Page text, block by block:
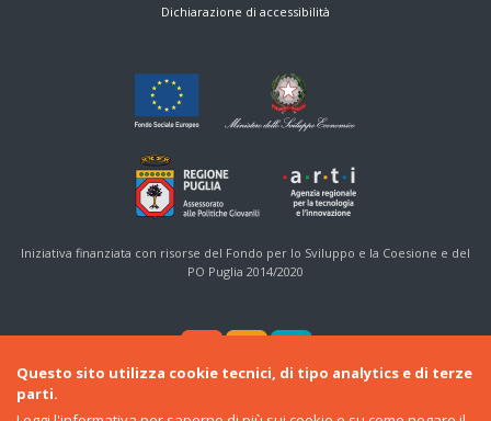
Dichiarazione di accessibilità
Iniziativa finanziata con risorse del Fondo per lo Sviluppo e la Coesione e del
PO Puglia 2014/2020
Questo sito utilizza cookie tecnici, di tipo analytics e di terze
parti.